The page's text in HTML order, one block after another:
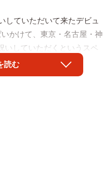
していただいて来たデビュ
かけて、東京・名古屋・神
いしていただくというスペ
感無量です」と、現在開催
JAPAN TOUR 2026 -
読む